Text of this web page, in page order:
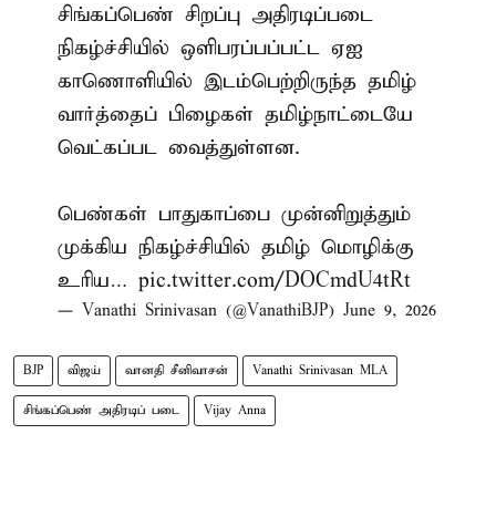
சிங்கப்பெண் சிறப்பு அதிரடிப்படை
நிகழ்ச்சியில் ஒளிபரப்பப்பட்ட ஏஐ
காணொளியில் இடம்பெற்றிருந்த தமிழ்
வார்த்தைப் பிழைகள் தமிழ்நாட்டையே
வெட்கப்பட வைத்துள்ளன.
பெண்கள் பாதுகாப்பை முன்னிறுத்தும்
முக்கிய நிகழ்ச்சியில் தமிழ் மொழிக்கு
உரிய… pic.twitter.com/DOCmdU4tRt
— Vanathi Srinivasan (@VanathiBJP) June 9, 2026
BJP விஜய் வானதி சீனிவாசன் Vanathi Srinivasan MLA
சிங்கப்பெண் அதிரடிப் படை Vijay Anna